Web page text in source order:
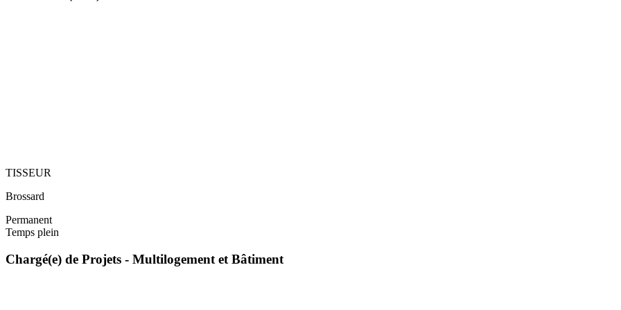
TISSEUR
Brossard
Permanent
Temps plein
Chargé(e) de Projets - Multilogement et Bâtiment